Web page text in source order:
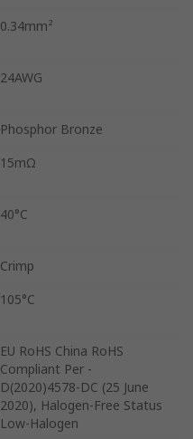
0.34mm²
24AWG
Phosphor Bronze
15mΩ
40°C
Crimp
105°C
EU RoHS China RoHS
Compliant Per -
D(2020)4578-DC (25 June
2020), Halogen-Free Status
Low-Halogen